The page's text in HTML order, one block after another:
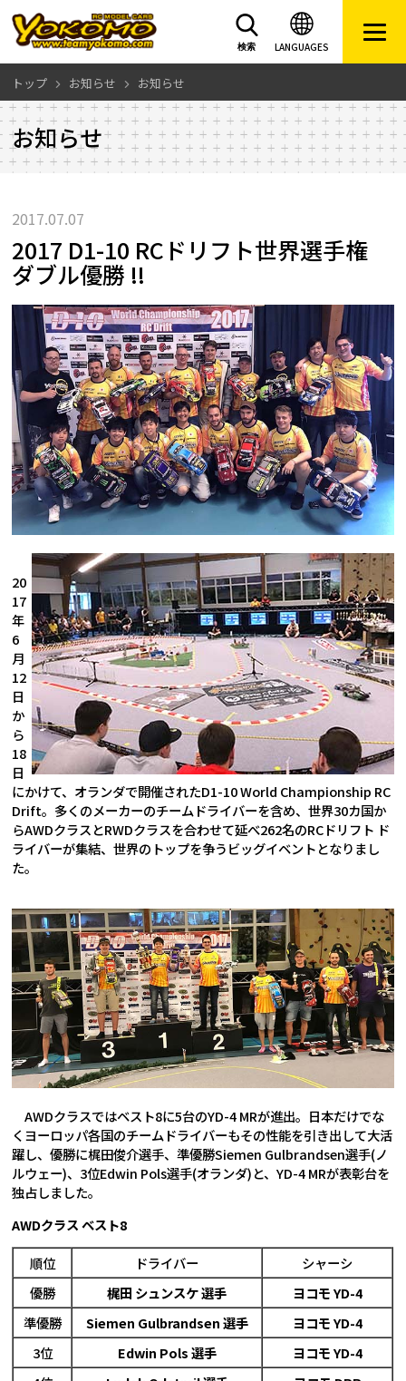
LANGUAGES
検索
トップ お知らせ お知らせ
お知らせ
2017.07.07
2017 D1-10 RCドリフト世界選手権
ダブル優勝 !!
20
17
年
6
月
12
日
か
ら
18
日
にかけて、オランダで開催されたD1-10 World Championship RC
Drift。多くのメーカーのチームドライバーを含め、世界30カ国か
らAWDクラスとRWDクラスを合わせて延べ262名のRCドリフト ド
ライバーが集結、世界のトップを争うビッグイベントとなりまし
た。
AWDクラスではベスト8に5台のYD-4 MRが進出。日本だけでな
くヨーロッパ各国のチームドライバーもその性能を引き出して大活
躍し、優勝に梶田俊介選手、準優勝Siemen Gulbrandsen選手(ノ
ルウェー)、3位Edwin Pols選手(オランダ)と、YD-4 MRが表彰台を
独占しました。
AWDクラス ベスト8
順位 ドライバー
シャーシ
優勝
梶田 シュンスケ 選手
ヨコモ YD-4
準優勝
Siemen Gulbrandsen 選手
ヨコモ YD-4
3位
Edwin Pols 選手
ヨコモ YD-4